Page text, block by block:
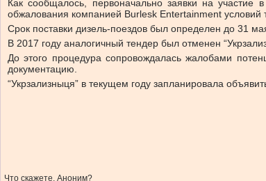
Как сообщалось, первоначально заявки на
обжалования компанией Burlesk Entertainment
Срок поставки дизель-поездов был определен до 31
В 2017 году аналогичный тендер был отменен
До этого процедура сопровождалась жалобами
документацию.
“Укрзализныця” в текущем году запланировала
Что скажете, Аноним?